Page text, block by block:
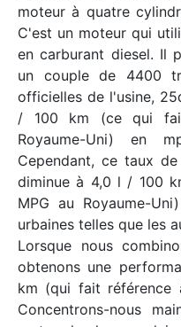
moteur à quatre
C'est un moteur qui
en carburant diesel. Il
un couple de 4400
officielles de l'usine,
/ 100 km (ce qui
Royaume-Uni) en
Cependant, ce taux
diminue à 4,0 l / 100
MPG au Royaume-
urbaines telles que les
Lorsque nous
obtenons une
km (qui fait référence
Concentrons-nous